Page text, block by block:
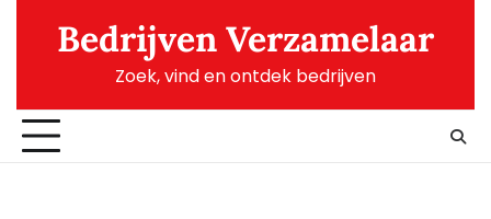
Bedrijven Verzamelaar
Zoek, vind en ontdek bedrijven